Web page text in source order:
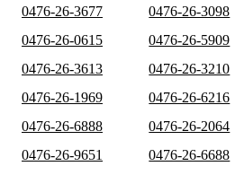
0476-26-3677
0476-26-3098
0476-26-0615
0476-26-5909
0476-26-3613
0476-26-3210
0476-26-1969
0476-26-6216
0476-26-6888
0476-26-2064
0476-26-9651
0476-26-6688